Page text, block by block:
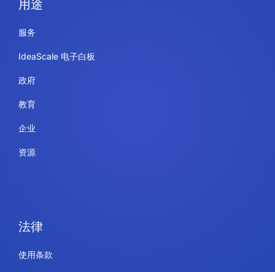
用途
服务
IdeaScale 电子白板
政府
教育
企业
资源
法律
使用条款